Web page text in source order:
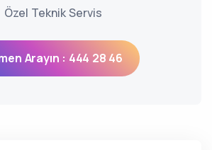
Özel Teknik Servis
Arayın : 444 28 46